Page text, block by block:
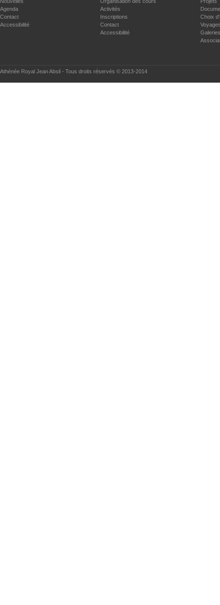
Agenda
Contact
Accessibilité
Activités
Inscriptions
Contact
Accessibilité
Choix
Athénée Royal Jean Absil - Tous droits réservés © 2013-2014